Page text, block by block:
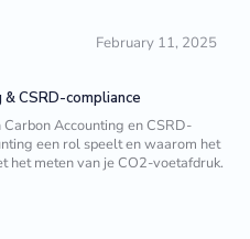
February 11, 2025
CSRD-compliance
Accounting en CSRD-
een rol speelt en waarom het
het meten van je CO2-voetafdruk.